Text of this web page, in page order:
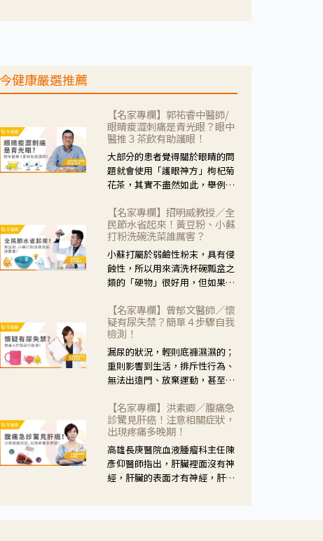
生活挑戰。
今健康嚴選推薦
【名家專欄】郭祐睿中醫師/
眼睛痠澀刺痛是青光眼？眼中
醫推３茶飲有助護眼！
大部分的患者覺得關於眼睛的問
題就會使用「護眼神方」枸杞菊
花茶，其實不盡然如此，舉例來
紅、眼睛痛、眼屎多而且顏色
黃，當然就可以使用枸杞菊花
茶，但是枸杞的劑量要少，菊花
的劑量要多；若是有以上症狀以
外，眼睛還會有灼熱感，眼屎多
到會「牽絲」，也就是水樣分泌
了，這時候就要使用菊花、金銀
花來治療；假如單純的眼睛乾
澀，結膜沒有紅，眼睛周圍沒有
眼屎，這種情況是屬於「陰
虛」，就可以使用枸杞、蓮藕、
麥門冬、山藥等比較滋潤的藥
【名家專欄】招明威教授／全
民節水省起來！黃豆粉、小蘇
打粉洗碗洗菜誰厲害？
小蘇打屬於弱鹼性粉末，具有侵
蝕性，所以用來清洗杯碗瓢盆之
類的「硬物」很好用，但如果用
特別注意用法用量，使用過多或
是浸泡太久，容易腐蝕蔬菜的纖
維，讓菜軟掉不清脆。
【名家專欄】曾郁文醫師／懷
疑有尿失禁？簡單４步驟自我
檢測！
漏尿的狀況，輕則底褲濕濕的；
重則影響到生活，排斥性行為、
無法出遠門、放棄運動，甚至怕
禁」的症狀，長期下來不敢與朋
友往來，低潮陰霾造成憂鬱症。
【名家專欄】洪素卿／腹痛急
診驚見肝癌！注意相關症狀，
出現疼痛多晚期！
高雄長庚醫院血液腫瘤科主任陳
彥仰醫師指出，肝臟裡面沒有神
經，肝臟的表面才有神經，肝臟